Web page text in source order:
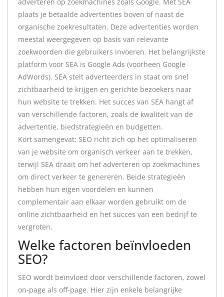
plaats je betaalde advertenties boven of naast de
organische zoekresultaten. Deze advertenties worden
meestal weergegeven op basis van relevante
zoekwoorden die gebruikers invoeren. Het belangrijkste
platform voor SEA is Google Ads (voorheen Google
AdWords). SEA stelt adverteerders in staat om snel
zichtbaarheid te krijgen en gerichte bezoekers naar
hun website te trekken. Het succes van SEA hangt af
van verschillende factoren, zoals de kwaliteit van de
advertentie, biedstrategieën en budgetten.
Kort samengevat: SEO richt zich op het optimaliseren
van je website om organisch verkeer aan te trekken,
terwijl SEA draait om het adverteren op zoekmachines
om direct verkeer te genereren. Beide strategieën
hebben hun eigen voordelen en kunnen
complementair aan elkaar worden gebruikt om de
online zichtbaarheid en het succes van een bedrijf te
vergroten.
Welke factoren beïnvloeden
SEO?
SEO wordt beïnvloed door verschillende factoren, zowel
on-page als off-page. Hier zijn enkele belangrijke